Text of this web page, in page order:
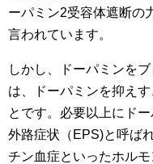
ーパミン2受容体遮断の
言われています。
しかし、ドーパミンを
は、ドーパミンを抑え
とです。必要以上にド
外路症状（EPS)と呼ば
チン血症といったホル